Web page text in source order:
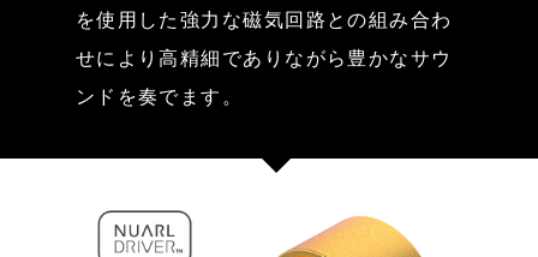
を使用した強力な磁気回路との組み合わ
せにより高精細でありながら豊かなサウ
ンドを奏でます。